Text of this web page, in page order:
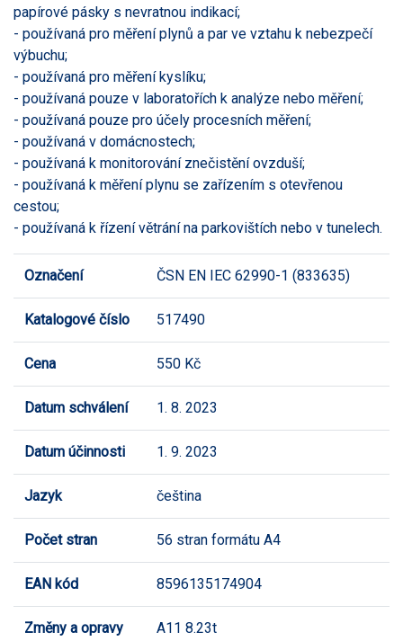
papírové pásky s nevratnou indikací;
- používaná pro měření plynů a par ve vztahu k nebezpečí
výbuchu;
- používaná pro měření kyslíku;
- používaná pouze v laboratořích k analýze nebo měření;
- používaná pouze pro účely procesních měření;
- používaná v domácnostech;
- používaná k monitorování znečistění ovzduší;
- používaná k měření plynu se zařízením s otevřenou
cestou;
- používaná k řízení větrání na parkovištích nebo v tunelech.
Označení ČSN EN IEC 62990-1 (833635)
Katalogové číslo 517490
Cena 550 Kč
Datum schválení 1. 8. 2023
Datum účinnosti 1. 9. 2023
Jazyk čeština
Počet stran 56 stran formátu A4
EAN kód 8596135174904
Změny a opravy A11 8.23t